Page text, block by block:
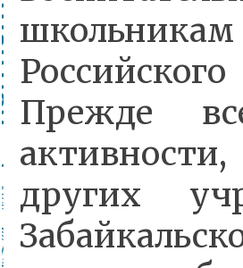
Прежде
других